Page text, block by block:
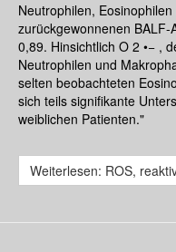
Neutrophilen,
zurückgewonnenen
0,89. Hinsichtlich O 2 •− ,
Neutrophilen und
selten beobachteten
sich teils signifikante
weiblichen Patienten."
Weiterlesen: ROS,